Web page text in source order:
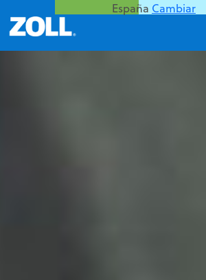
España Cambiar